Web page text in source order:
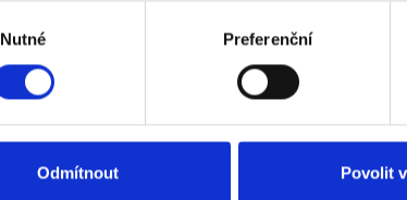
Nutné Preferenční
Odmítnout Povolit
Na každém patch kabelu jsou pak na štítku